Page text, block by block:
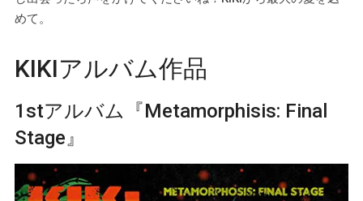
めて。
KIKIアルバム作品
1stアルバム『Metamorphisis: Final
Stage』